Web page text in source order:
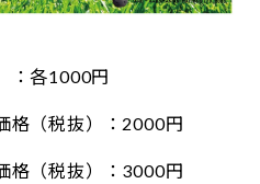
：各1000円
（税抜）：2000円
（税抜）：3000円